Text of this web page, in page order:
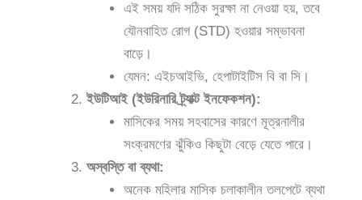
এই সময় যদি সঠিক সুরক্ষা না নেওয়া হয়, তবে
যৌনবাহিত রোগ (STD) হওয়ার সম্ভাবনা
বাড়ে।
যেমন: এইচআইভি, হেপাটাইটিস বি বা সি।
ইউটিআই (ইউরিনারি ট্র্যাক্ট ইনফেকশন):
মাসিকের সময় সহবাসের কারণে মূত্রনালীর
সংক্রমণের ঝুঁকিও কিছুটা বেড়ে যেতে পারে।
অস্বস্তি বা ব্যথা:
অনেক মহিলার মাসিক চলাকালীন তলপেটে ব্যথা